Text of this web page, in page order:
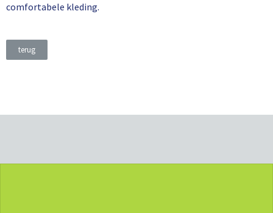
comfortabele kleding.
terug